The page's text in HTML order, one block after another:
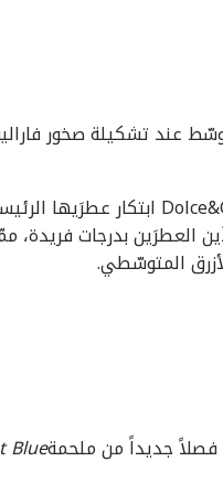
عند تشكيلة صخور
العطرَين بدرجات فريدة،
المتوسّطي.
فصلاً جديداً من ملحمةBlue